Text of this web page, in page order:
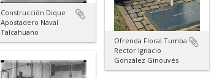
Ofrenda Floral Tumba
Rector Ignacio
González Ginouvés
Construcción Dique
Apostadero Naval
Talcahuano